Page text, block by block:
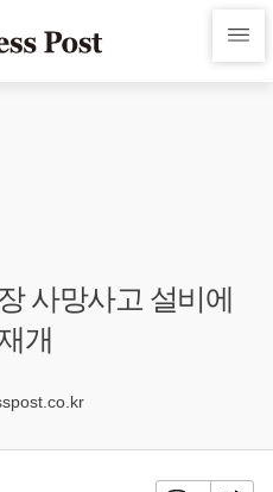
사망사고 설비에
개